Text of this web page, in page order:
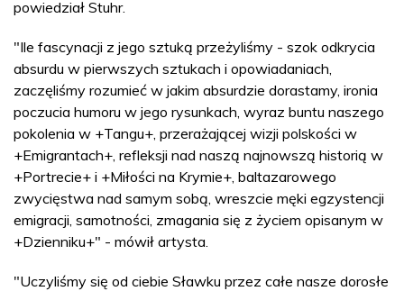
powiedział Stuhr.
"Ile fascynacji z jego sztuką przeżyliśmy - szok odkrycia
absurdu w pierwszych sztukach i opowiadaniach,
zaczęliśmy rozumieć w jakim absurdzie dorastamy, ironia
poczucia humoru w jego rysunkach, wyraz buntu naszego
pokolenia w +Tangu+, przerażającej wizji polskości w
+Emigrantach+, refleksji nad naszą najnowszą historią w
+Portrecie+ i +Miłości na Krymie+, baltazarowego
zwycięstwa nad samym sobą, wreszcie męki egzystencji
emigracji, samotności, zmagania się z życiem opisanym w
+Dzienniku+" - mówił artysta.
"Uczyliśmy się od ciebie Sławku przez całe nasze dorosłe